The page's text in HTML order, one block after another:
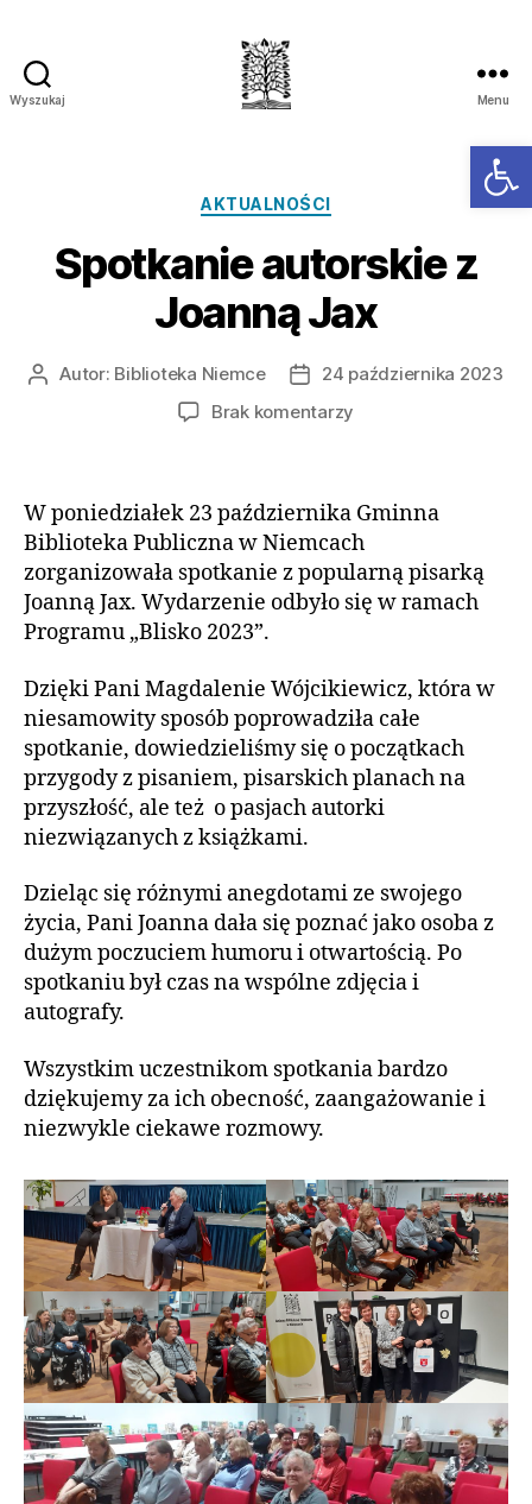
Wyszukaj Menu
AKTUALNOŚCI
Spotkanie autorskie z
Joanną Jax
Autor: Biblioteka Niemce
24 października 2023
Brak komentarzy
W poniedziałek 23 października Gminna
Biblioteka Publiczna w Niemcach
zorganizowała spotkanie z popularną pisarką
Joanną Jax. Wydarzenie odbyło się w ramach
Programu „Blisko 2023”.
Dzięki Pani Magdalenie Wójcikiewicz, która w
niesamowity sposób poprowadziła całe
spotkanie, dowiedzieliśmy się o początkach
przygody z pisaniem, pisarskich planach na
przyszłość, ale też o pasjach autorki
niezwiązanych z książkami.
Dzieląc się różnymi anegdotami ze swojego
życia, Pani Joanna dała się poznać jako osoba z
dużym poczuciem humoru i otwartością. Po
spotkaniu był czas na wspólne zdjęcia i
autografy.
Wszystkim uczestnikom spotkania bardzo
dziękujemy za ich obecność, zaangażowanie i
niezwykle ciekawe rozmowy.